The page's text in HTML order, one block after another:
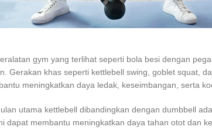
gym yang terlihat seperti bola besi dengan
Gerakan khas seperti kettlebell swing, goblet squat,
meningkatkan daya ledak, keseimbangan, serta
utama kettlebell dibandingkan dengan dumbbell
dapat membantu meningkatkan daya tahan otot dan